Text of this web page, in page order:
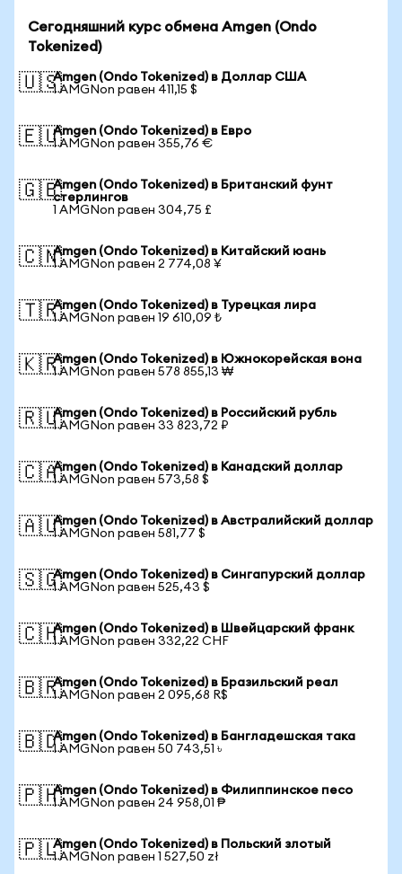
Сегодняшний курс обмена Amgen (Ondo
Tokenized)
🇺🇸Amgen (Ondo Tokenized) в Доллар США
1 AMGNon равен 411,15 $
🇪🇺Amgen (Ondo Tokenized) в Евро
1 AMGNon равен 355,76 €
🇬🇧Amgen (Ondo Tokenized) в Британский фунт
стерлингов
1 AMGNon равен 304,75 £
🇨🇳Amgen (Ondo Tokenized) в Китайский юань
1 AMGNon равен 2 774,08 ¥
🇹🇷Amgen (Ondo Tokenized) в Турецкая лира
1 AMGNon равен 19 610,09 ₺
🇰🇷Amgen (Ondo Tokenized) в Южнокорейская вона
1 AMGNon равен 578 855,13 ₩
🇷🇺Amgen (Ondo Tokenized) в Российский рубль
1 AMGNon равен 33 823,72 ₽
🇨🇦Amgen (Ondo Tokenized) в Канадский доллар
1 AMGNon равен 573,58 $
🇦🇺Amgen (Ondo Tokenized) в Австралийский доллар
1 AMGNon равен 581,77 $
🇸🇬Amgen (Ondo Tokenized) в Сингапурский доллар
1 AMGNon равен 525,43 $
🇨🇭Amgen (Ondo Tokenized) в Швейцарский франк
1 AMGNon равен 332,22 CHF
🇧🇷Amgen (Ondo Tokenized) в Бразильский реал
1 AMGNon равен 2 095,68 R$
🇧🇩Amgen (Ondo Tokenized) в Бангладешская така
1 AMGNon равен 50 743,51 ৳
🇵🇭Amgen (Ondo Tokenized) в Филиппинское песо
1 AMGNon равен 24 958,01 ₱
🇵🇱Amgen (Ondo Tokenized) в Польский злотый
1 AMGNon равен 1 527,50 zł